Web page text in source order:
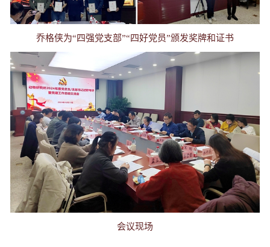
乔格侠为“四强党支部”“四好党员”颁发奖牌和证书
会议现场